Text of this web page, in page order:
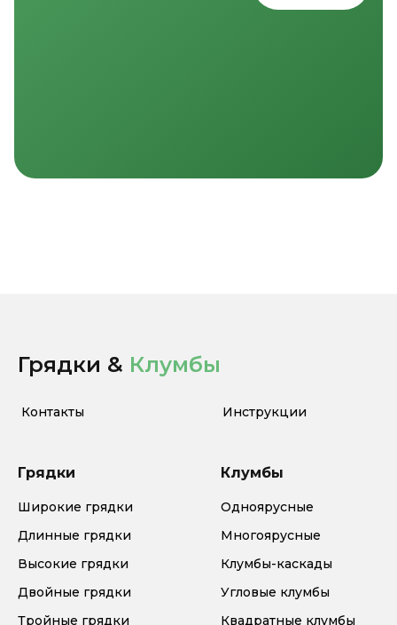
Грядки & Клумбы
Контакты Инструкции
Грядки
Широкие грядки
Длинные грядки
Высокие грядки
Двойные грядки
Тройные грядки
Клумбы
Одноярусные
Многоярусные
Клумбы-каскады
Угловые клумбы
Квадратные клумбы